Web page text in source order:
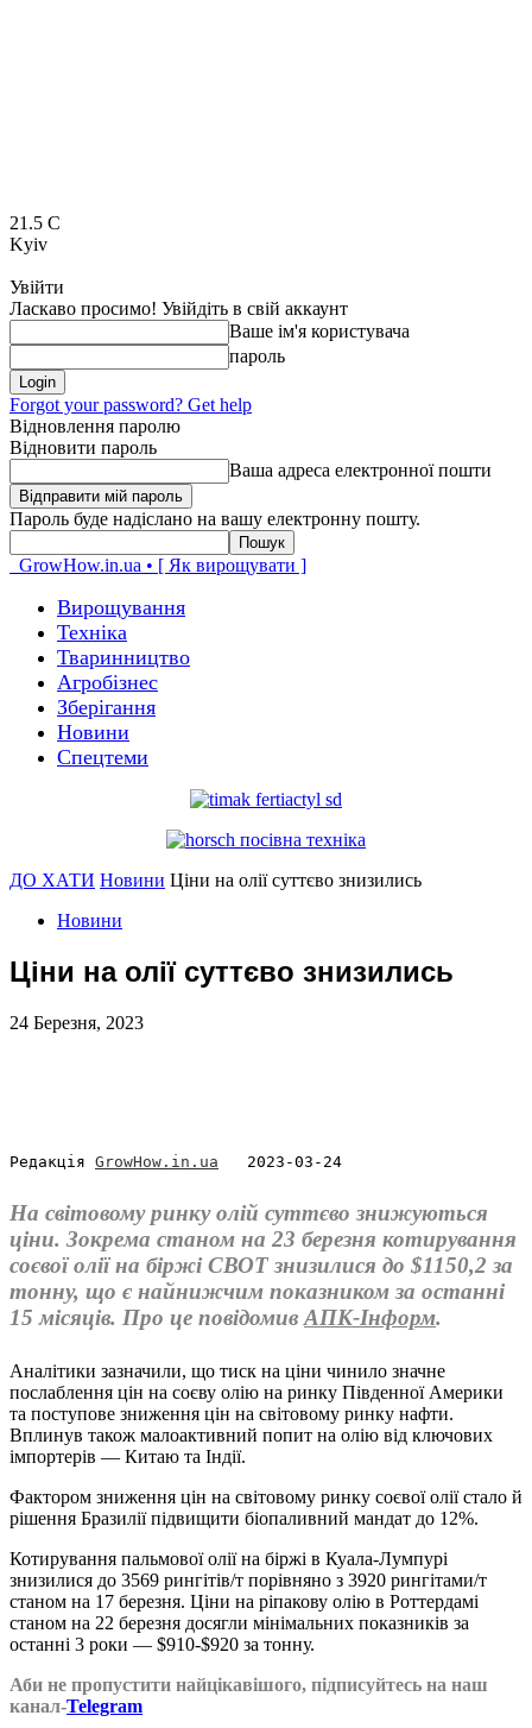
21.5 C
Kyiv
Увійти
Ласкаво просимо! Увійдіть в свій аккаунт
Ваше ім'я користувача
пароль
Forgot your password? Get help
Відновлення паролю
Відновити пароль
Ваша адреса електронної пошти
Пароль буде надіслано на вашу електронну пошту.
GrowHow.in.ua • [ Як вирощувати ]
Вирощування
Техніка
Тваринництво
Агробізнес
Зберігання
Новини
Спецтеми
ДО ХАТИ Новини Ціни на олії суттєво знизились
Новини
Ціни на олії суттєво знизились
24 Березня, 2023
Редакція GrowHow.in.ua 2023-03-24
На світовому ринку олій суттєво знижуються
ціни. Зокрема станом на 23 березня котирування
соєвої олії на біржі СВОТ знизилися до $1150,2 за
тонну, що є найнижчим показником за останні
15 місяців. Про це повідомив АПК-Інформ.
Аналітики зазначили, що тиск на ціни чинило значне
послаблення цін на соєву олію на ринку Південної Америки
та поступове зниження цін на світовому ринку нафти.
Вплинув також малоактивний попит на олію від ключових
імпортерів — Китаю та Індії.
Фактором зниження цін на світовому ринку соєвої олії стало й
рішення Бразилії підвищити біопаливний мандат до 12%.
Котирування пальмової олії на біржі в Куала-Лумпурі
знизилися до 3569 рингітів/т порівняно з 3920 рингітами/т
станом на 17 березня. Ціни на ріпакову олію в Роттердамі
станом на 22 березня досягли мінімальних показників за
останні 3 роки — $910-$920 за тонну.
Аби не пропустити найцікавішого, підписуйтесь на наш
канал-Telegram